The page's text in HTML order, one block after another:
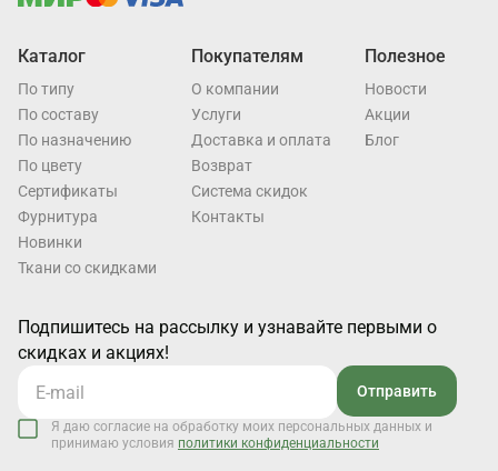
Каталог
По типу
По составу
По назначению
По цвету
Cертификаты
Фурнитура
Новинки
Ткани со скидками
Покупателям
О компании
Услуги
Доставка и оплата
Возврат
Система скидок
Контакты
Полезное
Новости
Акции
Блог
Подпишитесь на рассылку и узнавайте первыми о
скидках и акциях!
Отправить
Я даю согласие на обработку моих персональных данных и
принимаю условия политики конфиденциальности